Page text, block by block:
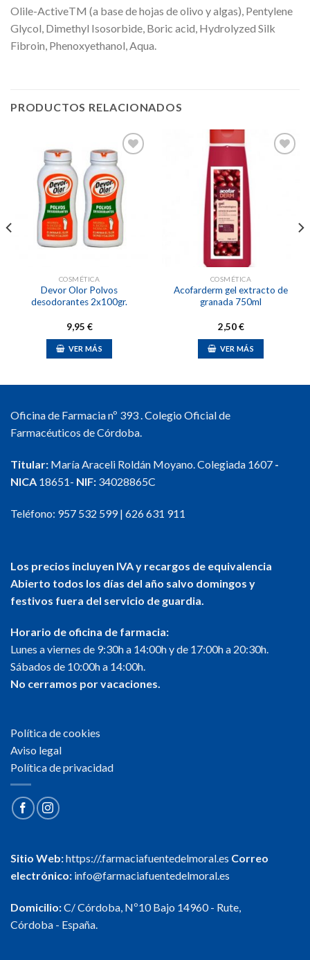
Olile-ActiveTM (a base de hojas de olivo y algas), Pentylene
Glycol, Dimethyl Isosorbide, Boric acid, Hydrolyzed Silk
Fibroin, Phenoxyethanol, Aqua.
PRODUCTOS RELACIONADOS
Añadir
a la
lista de
deseos
COSMÉTICA
Devor Olor Polvos
desodorantes 2x100gr.
9,95 €
VER MÁS
COSMÉTICA
Acofarderm gel extracto de
granada 750ml
2,50€
VER MÁS
Oficina de Farmacia nº 393 . Colegio Oficial de
Farmacéuticos de Córdoba.
Titular: María Araceli Roldán Moyano. Colegiada 1607 -
NICA 18651- NIF: 34028865C
Teléfono: 957 532 599| 626 631 911
Los precios incluyen IVA y recargos de equivalencia
Abierto todos los días del año salvo domingos y
festivos fuera del servicio de guardia.
Horario de oficina de farmacia:
Lunes a viernes de 9:30h a 14:00h y de 17:00h a 20:30h.
Sábados de 10:00h a 14:00h.
No cerramos por vacaciones.
Política de cookies
Aviso legal
Política de privacidad
Sitio Web:https://.farmaciafuentedelmoral.es Correo
electrónico: info@farmaciafuentedelmoral.es
Domicilio:C/ Córdoba, Nº10 Bajo 14960 - Rute,
Córdoba - España.